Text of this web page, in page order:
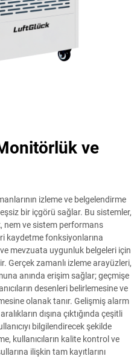
ve
izleme ve belgelendirme
bir içgörü sağlar. Bu sistemler,
nem ve sistem performans
kaydetme fonksiyonlarına
mevzuata uygunluk belgeleri için
Gerçek zamanlı izleme arayüzleri,
anında erişim sağlar; geçmişe
desenleri belirlemesine ve
olanak tanır. Gelişmiş alarm
dışına çıktığında çeşitli
bilgilendirecek şekilde
kullanıcıların kalite kontrol ve
ilişkin tam kayıtlarını